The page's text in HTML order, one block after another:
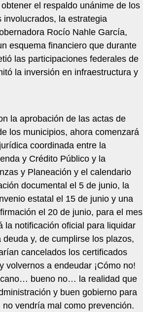
el respaldo unánime de los
involucrados, la estrategia
Rocío Nahle García,
esquema financiero que durante
ó las participaciones federales de
la inversión en infraestructura y
la aprobación de las actas de
los municipios, ahora comenzará
coordinada entre la
y Crédito Público y la
y Planeación y el calendario
documental el 5 de junio, la
estatal el 15 de junio y una
el 20 de junio, para el mes
la notificación oficial para liquidar
y, de cumplirse los plazos,
cancelados los certificados
volvernos a endeudar ¡Cómo no!
bueno no… la realidad que
y buen gobierno para
no vendría mal como prevención.